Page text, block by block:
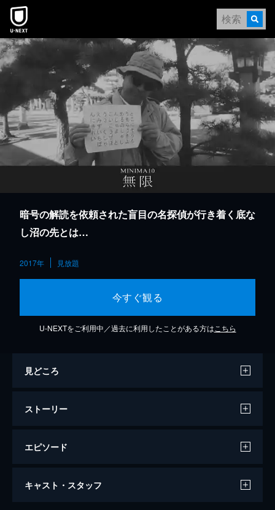
本文へスキップ
暗号の解読を依頼された盲目の名探偵が行き着く底な
し沼の先とは…
2017年 見放題
今すぐ観る
U-NEXTをご利用中／過去に利用したことがある方は こちら
見どころ
ストーリー
エピソード
MINIMA10「無限」
キャスト・スタッフ